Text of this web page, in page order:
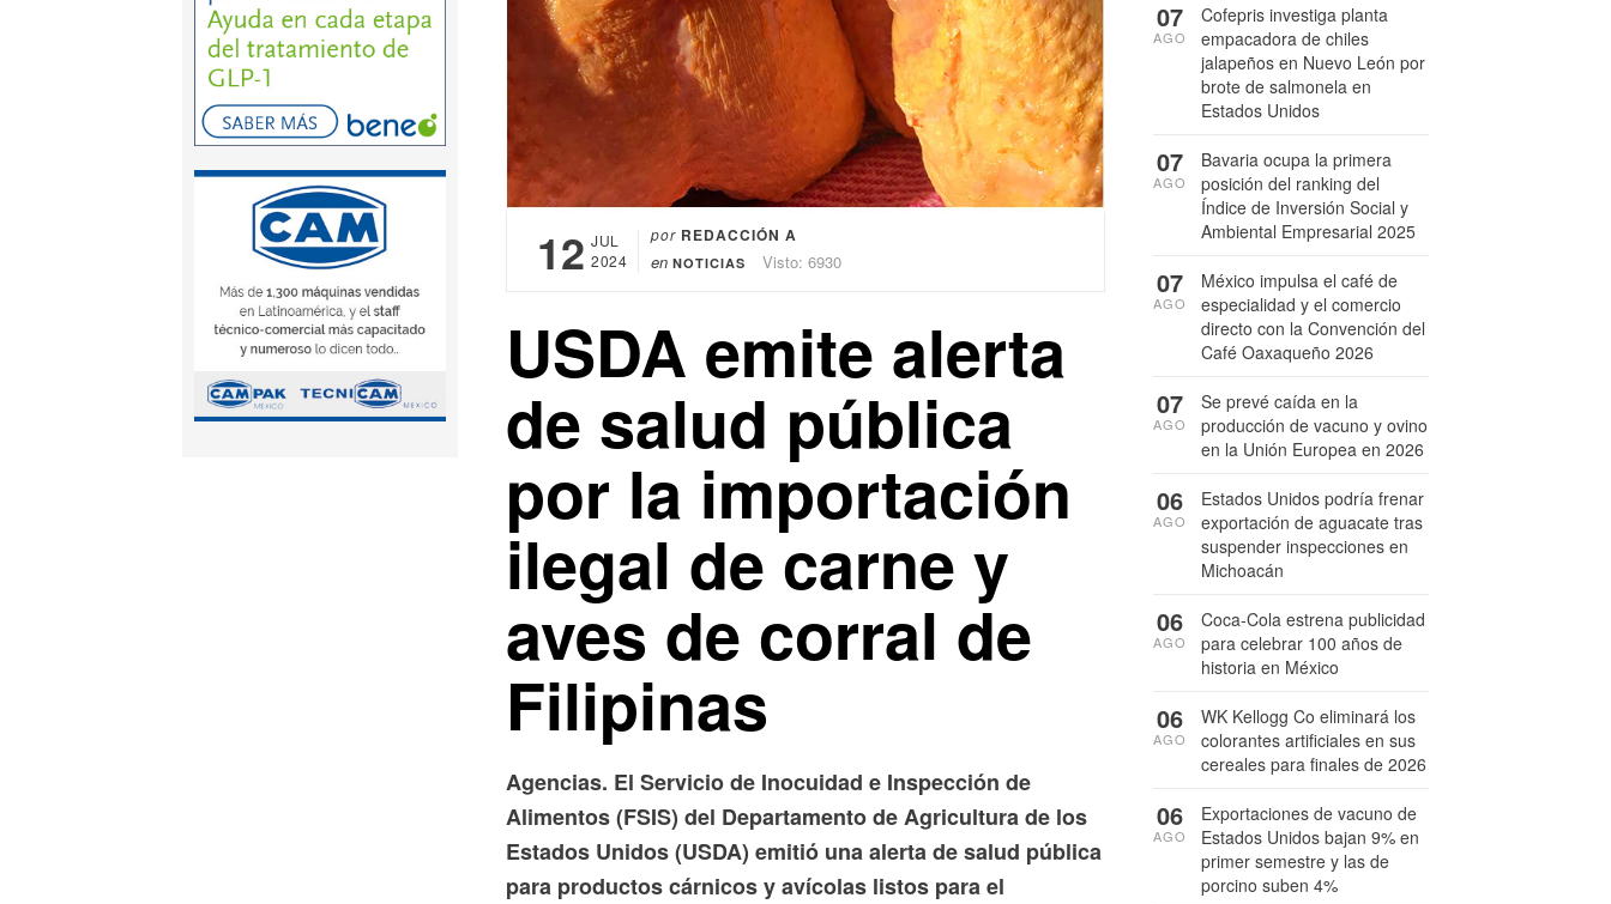
12 JUL
2024
por REDACCIÓN A
en NOTICIAS Visto: 6930
USDA emite alerta
de salud pública
por la importación
ilegal de carne y
aves de corral de
Filipinas
Agencias. El Servicio de Inocuidad e Inspección de
Alimentos (FSIS) del Departamento de Agricultura de los
Estados Unidos (USDA) emitió una alerta de salud pública
para productos cárnicos y avícolas listos para el
Cofepris investiga planta
empacadora de chiles
jalapeños en Nuevo León por
brote de salmonela en
Estados Unidos
07
AGO
Bavaria ocupa la primera
posición del ranking del
Índice de Inversión Social y
Ambiental Empresarial 2025
07
AGO
México impulsa el café de
especialidad y el comercio
directo con la Convención del
Café Oaxaqueño 2026
07
AGO
Se prevé caída en la
producción de vacuno y ovino
en la Unión Europea en 2026
07
AGO
Estados Unidos podría frenar
exportación de aguacate tras
suspender inspecciones en
Michoacán
06
AGO
Coca-Cola estrena publicidad
para celebrar 100 años de
historia en México
06
AGO
WK Kellogg Co eliminará los
colorantes artificiales en sus
cereales para finales de 2026
06
AGO
Exportaciones de vacuno de
Estados Unidos bajan 9% en
primer semestre y las de
porcino suben 4%
06
AGO